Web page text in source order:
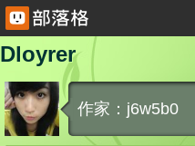
Dloyrer
作家：j6w5b0